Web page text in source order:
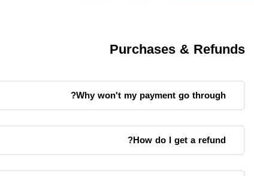
Purchases & Refunds
Why won't my payment go through?
How do I get a refund?